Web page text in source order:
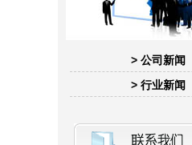
> 公司新闻
> 行业新闻